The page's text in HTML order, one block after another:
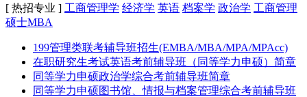
[ 热招专业 ] 工商管理学 经济学 英语 档案学 政治学 工商管理
硕士MBA
199管理类联考辅导班招生(EMBA/MBA/MPA/MPAcc)
在职研究生考试英语考前辅导班（同等学力申硕）简章
同等学力申硕政治学综合考前辅导班简章
同等学力申硕图书馆、情报与档案管理综合考前辅导班